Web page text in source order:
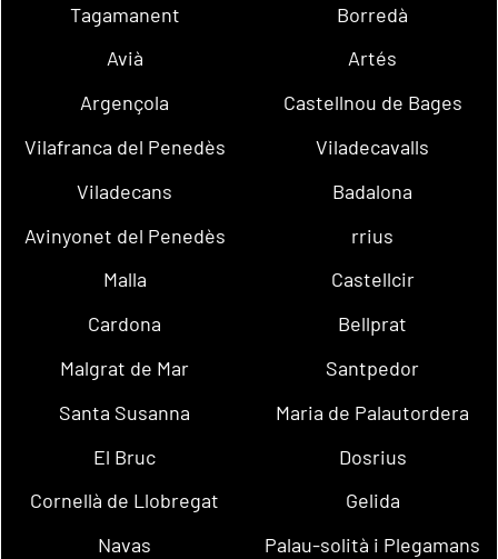
Tagamanent
Borredà
Avià
Artés
Argençola
Castellnou de Bages
Vilafranca del Penedès
Viladecavalls
Viladecans
Badalona
Avinyonet del Penedès
rrius
Malla
Castellcir
Cardona
Bellprat
Malgrat de Mar
Santpedor
Santa Susanna
Maria de Palautordera
El Bruc
Dosrius
Cornellà de Llobregat
Gelida
Navas
Palau-solità i Plegamans